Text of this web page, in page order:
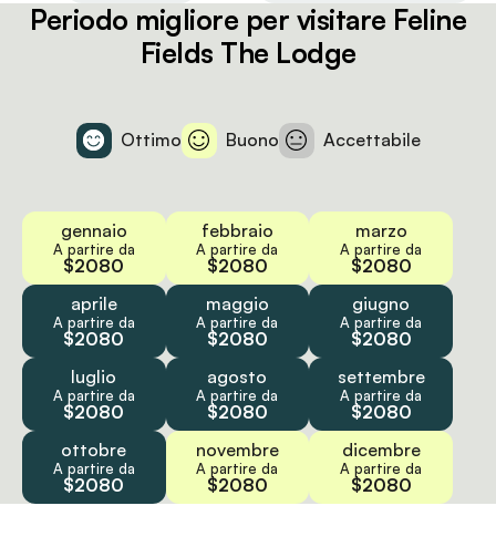
Periodo migliore per visitare Feline
Fields The Lodge
Ottimo Buono Accettabile
gennaio
A partire da
$2080
febbraio
A partire da
$2080
marzo
A partire da
$2080
aprile
A partire da
$2080
maggio
A partire da
$2080
giugno
A partire da
$2080
luglio
A partire da
$2080
agosto
A partire da
$2080
settembre
A partire da
$2080
ottobre
A partire da
$2080
novembre
A partire da
$2080
dicembre
A partire da
$2080